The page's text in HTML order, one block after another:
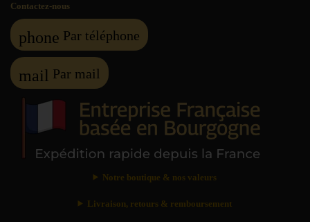
Contactez-nous
phone Par téléphone
mail Par mail
Notre boutique & nos valeurs
Livraison, retours & remboursement